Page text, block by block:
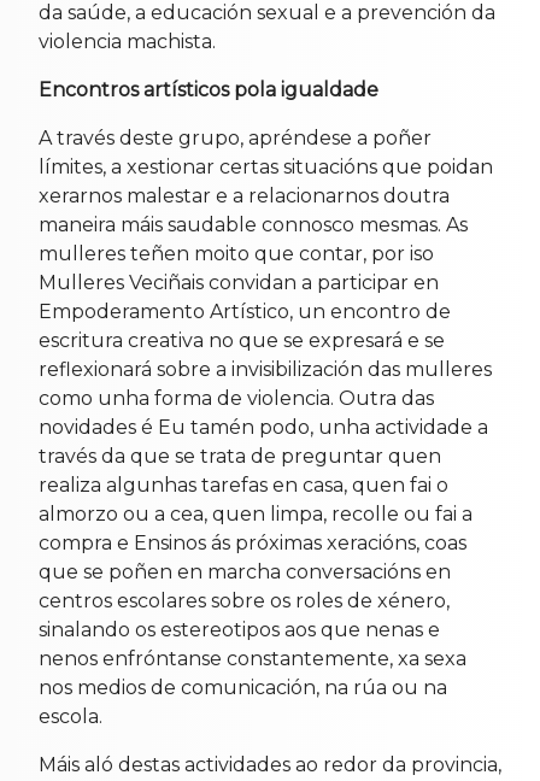
da saúde, a educación sexual e a prevención da
violencia machista.
Encontros artísticos pola igualdade
A través deste grupo, apréndese a poñer
límites, a xestionar certas situacións que poidan
xerarnos malestar e a relacionarnos doutra
maneira máis saudable connosco mesmas. As
mulleres teñen moito que contar, por iso
Mulleres Veciñais convidan a participar en
Empoderamento Artístico, un encontro de
escritura creativa no que se expresará e se
reflexionará sobre a invisibilización das mulleres
como unha forma de violencia. Outra das
novidades é Eu tamén podo, unha actividade a
través da que se trata de preguntar quen
realiza algunhas tarefas en casa, quen fai o
almorzo ou a cea, quen limpa, recolle ou fai a
compra e Ensinos ás próximas xeracións, coas
que se poñen en marcha conversacións en
centros escolares sobre os roles de xénero,
sinalando os estereotipos aos que nenas e
nenos enfróntanse constantemente, xa sexa
nos medios de comunicación, na rúa ou na
escola.
Máis aló destas actividades ao redor da provincia,